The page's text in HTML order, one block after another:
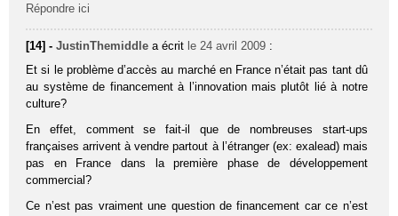
Répondre ici
[14] -JustinThemiddle a écrit le 24 avril 2009 :
Et si le problème d’accès au marché en France n’était pas tant dû
au système de financement à l’innovation mais plutôt lié à notre
culture?
En effet, comment se fait-il que de nombreuses start-ups
françaises arrivent à vendre partout à l’étranger (ex: exalead) mais
pas en France dans la première phase de développement
commercial?
Ce n’est pas vraiment une question de financement car ce n’est